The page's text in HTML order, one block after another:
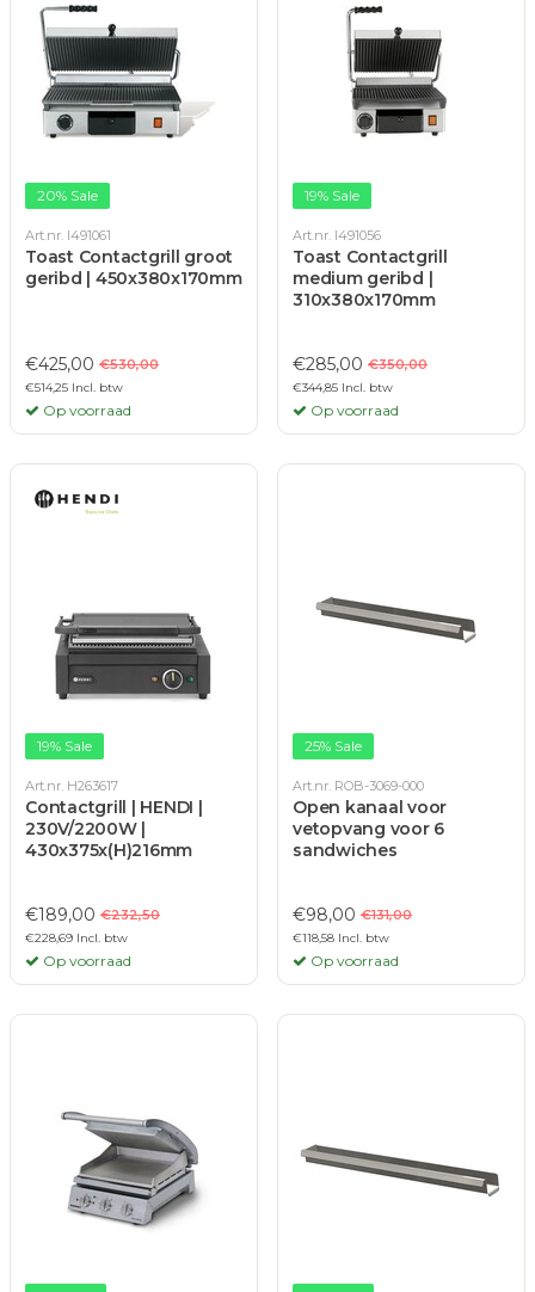
20% Sale
Art.nr. I491061
Toast Contactgrill groot
geribd | 450x380x170mm
€425,00 €530,00
€514,25 Incl. btw
Op voorraad
19% Sale
Art.nr. I491056
Toast Contactgrill
medium geribd |
310x380x170mm
€285,00 €350,00
€344,85 Incl. btw
Op voorraad
19% Sale
Art.nr. H263617
Contactgrill | HENDI |
230V/2200W |
430x375x(H)216mm
€189,00 €232,50
€228,69 Incl. btw
Op voorraad
25% Sale
Art.nr. ROB-3069-000
Open kanaal voor
vetopvang voor 6
sandwiches
€98,00 €131,00
€118,58 Incl. btw
Op voorraad